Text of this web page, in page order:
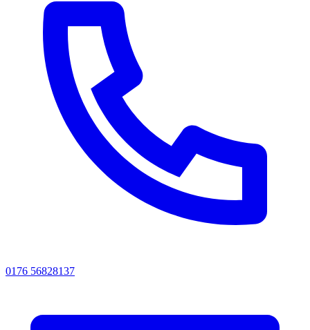
0176 56828137‬